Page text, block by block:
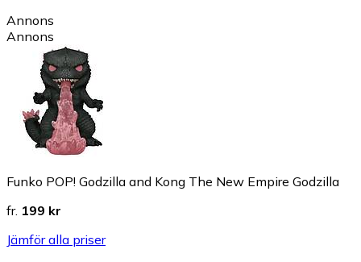
Annons
Annons
Funko POP! Godzilla and Kong The New Empire Godzilla
fr. 199 kr
Jämför alla priser